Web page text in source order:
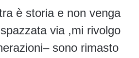
è storia e non venga
via ,mi rivolgo
sono rimasto